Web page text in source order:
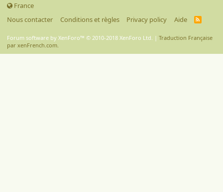
France
Nous contacter
Conditions et règles Privacy policy Aide
R
S
Forum software by XenForo™ © 2010-2018 XenForo Ltd. | Traduction Française
par xenFrench.com.